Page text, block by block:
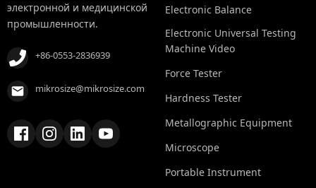
электронной и медицинской
промышленности.
+86-0553-2836939
mikrosize@mikrosize.com
Electronic Balance
Electronic Universal Testing
Machine Video
Force Tester
Hardness Tester
Metallographic Equipment
Microscope
Portable Instrument